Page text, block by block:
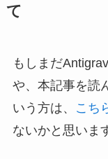
て
もしまだ
や、本記事を読
いう方は、
こち
ないかと思いま